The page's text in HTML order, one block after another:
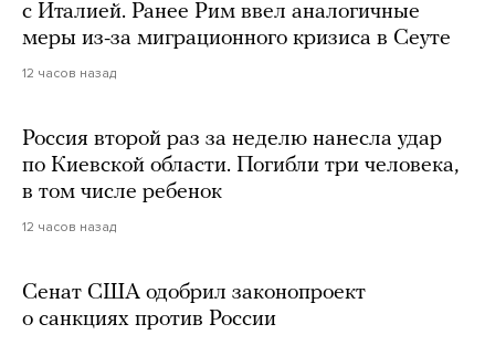
с Италией. Ранее Рим ввел аналогичные
меры из-за миграционного кризиса в Сеуте
12 часов назад
Россия второй раз за неделю нанесла удар
по Киевской области. Погибли три человека,
в том числе ребенок
12 часов назад
Сенат США одобрил законопроект
о санкциях против России